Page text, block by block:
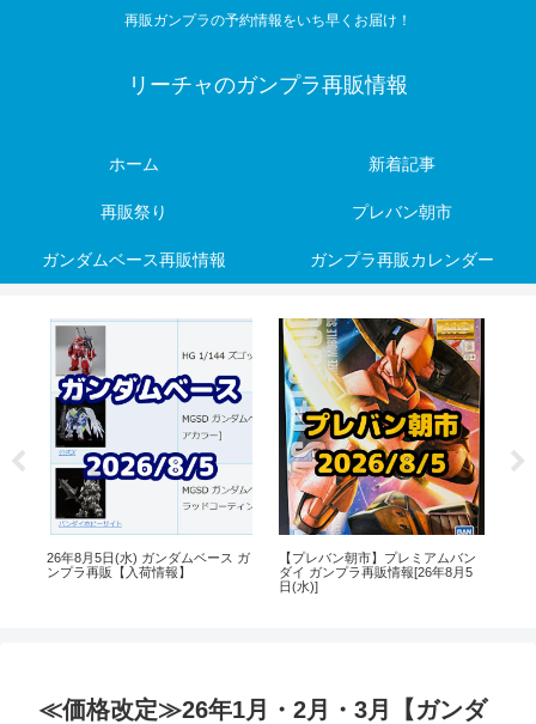
再販ガンプラの予約情報をいち早くお届け！
リーチャのガンプラ再販情報
ホーム 新着記事
再販祭り プレバン朝市
ガンダムベース再販情報 ガンプラ再販カレンダー
26年8月5日(水) ガンダムベース ガ
ンプラ再販【入荷情報】
【プレバン朝市】プレミアムバン
ダイ ガンプラ再販情報[26年8月5
日(水)]
≪価格改定≫26年1月・2月・3月【ガンダ